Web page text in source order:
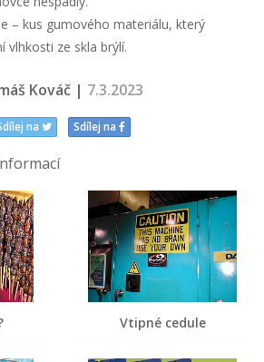
– kus gumového materiálu, který
vlhkosti ze skla brýlí.
Kováč | 7.3.2023
na Sdílej na
Vtipné cedule